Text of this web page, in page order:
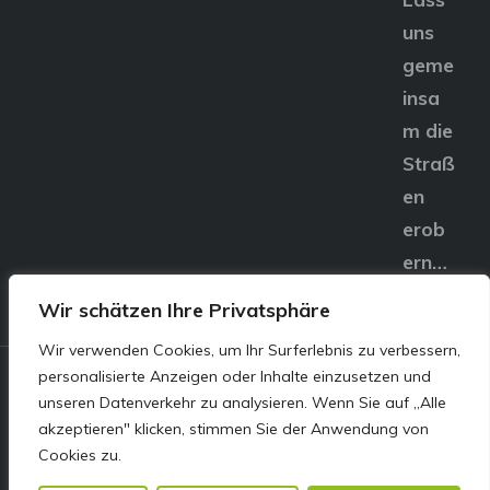
Wir schätzen Ihre Privatsphäre
Wir verwenden Cookies, um Ihr Surferlebnis zu verbessern,
personalisierte Anzeigen oder Inhalte einzusetzen und
unseren Datenverkehr zu analysieren. Wenn Sie auf „Alle
akzeptieren" klicken, stimmen Sie der Anwendung von
Cookies zu.
uns
geme
insa
m die
Straß
en
erob
ern…
© E&S Motors GmbH,
Linzer Straße 83 4240
Freistadt